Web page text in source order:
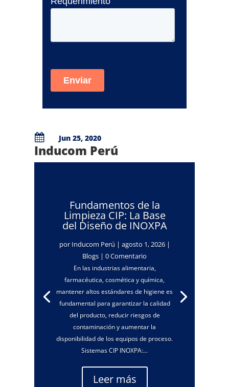
 Jun 25, 2020
Inducom Perú
Fundamentos de la
Limpieza CIP: La Base
del Diseño de INOXPA
por Inducom Perú | agosto 1, 2026|
Blogs | 0 Comentario
En las industrias alimentaria,
farmacéutica, cosmética y química,
mantener altos estándares de higiene es
fundamental para garantizar la calidad
del producto, reducir riesgos de
contaminación y aumentar la
disponibilidad de los equipos de proceso.
Sistemas CIP INOXPA:...
Leer más